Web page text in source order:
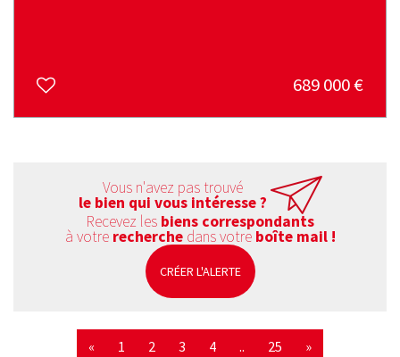
689 000€
Vous n'avez pas trouvé
le bien qui vous intéresse ?
Recevez les biens correspondants
à votre recherchedans votre boîte mail !
CRÉER L'ALERTE
« 1 2 3 4 .. 25 »